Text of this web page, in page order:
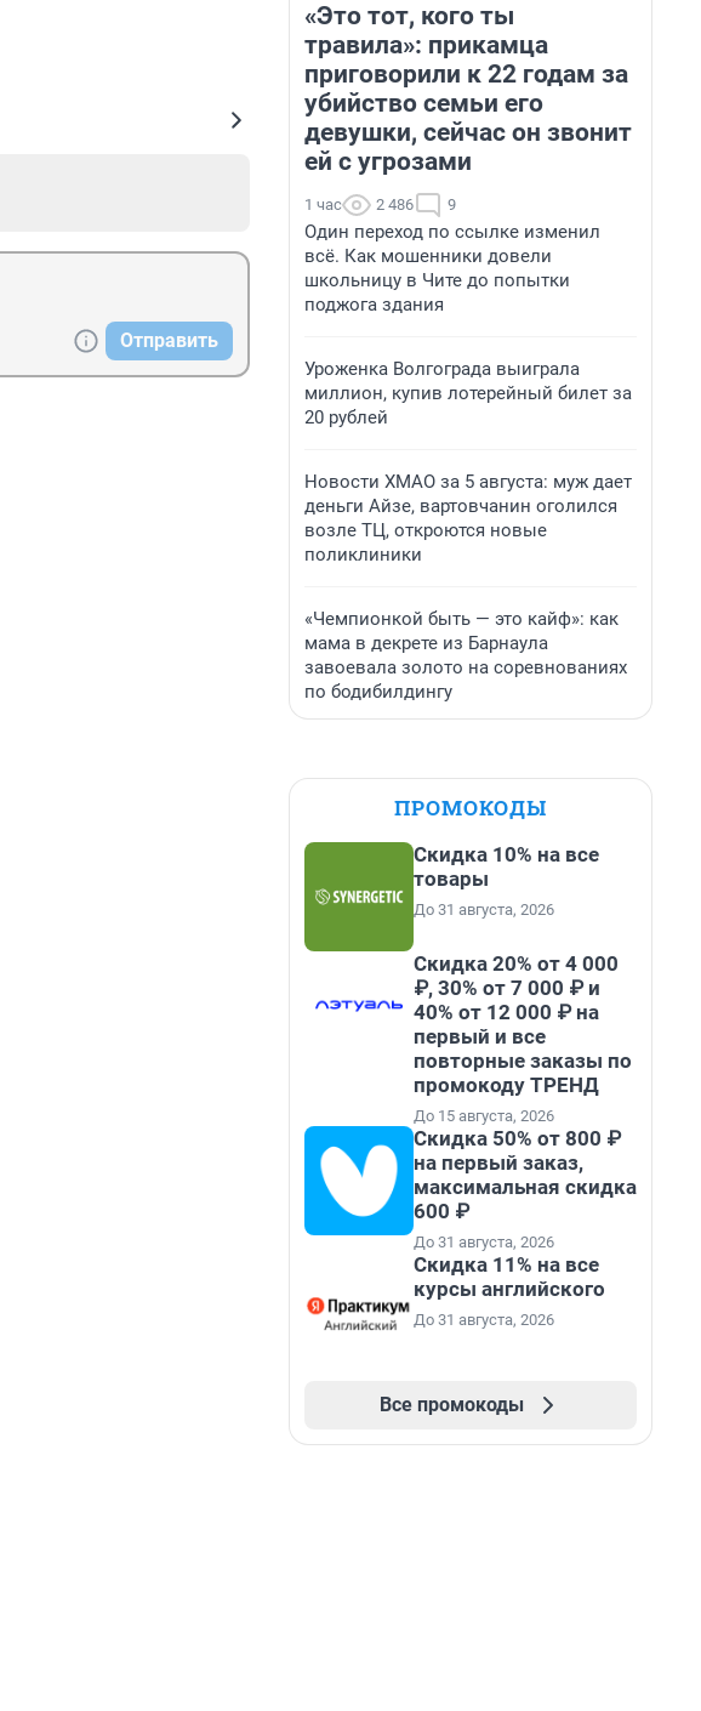
Отправить
«Это тот, кого ты
травила»: прикамца
приговорили к 22 годам за
убийство семьи его
девушки, сейчас он звонит
ей с угрозами
1 час 2 486 9
Один переход по ссылке изменил
всё. Как мошенники довели
школьницу в Чите до попытки
поджога здания
Уроженка Волгограда выиграла
миллион, купив лотерейный билет за
20 рублей
Новости ХМАО за 5 августа: муж дает
деньги Айзе, вартовчанин оголился
возле ТЦ, откроются новые
поликлиники
«Чемпионкой быть — это кайф»: как
мама в декрете из Барнаула
завоевала золото на соревнованиях
по бодибилдингу
ПРОМОКОДЫ
Скидка 10% на все
товары
До 31 августа, 2026
Скидка 20% от 4 000
₽, 30% от 7 000 ₽ и
40% от 12 000 ₽ на
первый и все
повторные заказы по
промокоду ТРЕНД
До 15 августа, 2026
Скидка 50% от 800 ₽
на первый заказ,
максимальная скидка
600 ₽
До 31 августа, 2026
Скидка 11% на все
курсы английского
До 31 августа, 2026
Все промокоды